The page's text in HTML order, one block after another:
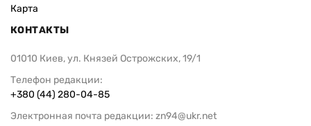
Карта
КОНТАКТЫ
01010 Киев, ул. Князей Острожских, 19/1
Телефон редакции:
+380 (44) 280-04-85
Электронная почта редакции: zn94@ukr.net